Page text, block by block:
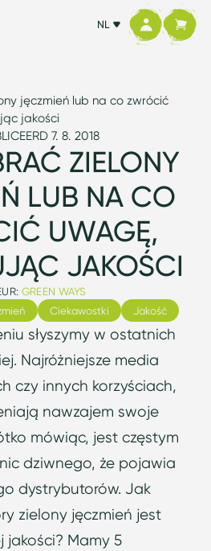
NL
jęczmień lub na co zwrócić
jakości
7. 8. 2018
ZIELONY
LUB NA CO
UWAGĘ,
JAKOŚCI
GREEN WAYS
Ciekawostki Jakość
słyszymy w ostatnich
Najróżniejsze media
czy innych korzyściach,
nawzajem swoje
mówiąc, jest częstym
dziwnego, że pojawia
dystrybutorów. Jak
zielony jęczmień jest
jakości? Mamy 5